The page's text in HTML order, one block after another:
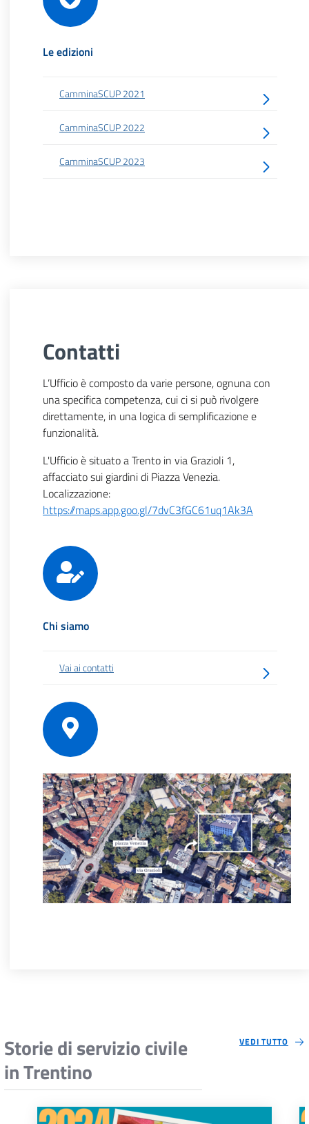
Le edizioni
CamminaSCUP 2021
CamminaSCUP 2022
CamminaSCUP 2023
Contatti
L’Ufficio è composto da varie persone, ognuna con
una specifica competenza, cui ci si può rivolgere
direttamente, in una logica di semplificazione e
funzionalità.
L'Ufficio è situato a Trento in via Grazioli 1,
affacciato sui giardini di Piazza Venezia.
Localizzazione:
https://maps.app.goo.gl/7dvC3fGC61uq1Ak3A
Chi siamo
Vai ai contatti
Storie di servizio civile
in Trentino
VEDI TUTTO